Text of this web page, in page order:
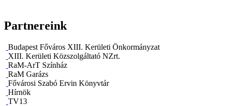
Partnereink
Budapest Főváros XIII. Kerületi Önkormányzat
XIII. Kerületi Közszolgáltató NZrt.
RaM-ArT Színház
RaM Garázs
Fővárosi Szabó Ervin Könyvtár
Hírnök
TV13